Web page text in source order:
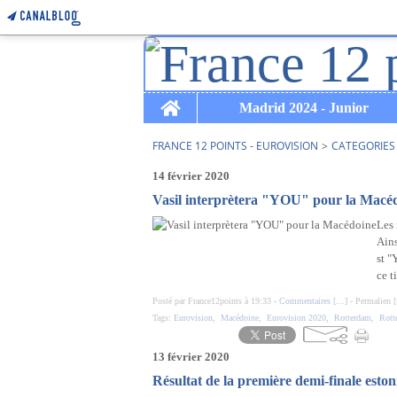
Home
Madrid 2024 - Junior
FRANCE 12 POINTS - EUROVISION > CATEGORIES
14 février 2020
Vasil interprètera "YOU" pour la
Les
st
ce
Posté par France12points à 19:33 - Commentaires [ ] - Permalien [
Tags: Eurovision Macédoine Eurovision 2020 Rotterdam
13 février 2020
Résultat de la première demi-finale